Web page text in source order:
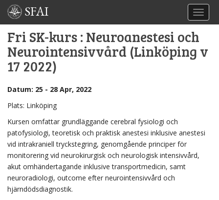
SFAI
Fri SK-kurs : Neuroanestesi och
Neurointensivvård (Linköping v
17 2022)
Datum: 25 - 28 Apr, 2022
Plats: Linköping
Kursen omfattar grundläggande cerebral fysiologi och
patofysiologi, teoretisk och praktisk anestesi inklusive anestesi
vid intrakraniell tryckstegring, genomgående principer för
monitorering vid neurokirurgisk och neurologisk intensivvård,
akut omhändertagande inklusive transportmedicin, samt
neuroradiologi, outcome efter neurointensivvård och
hjärndödsdiagnostik.